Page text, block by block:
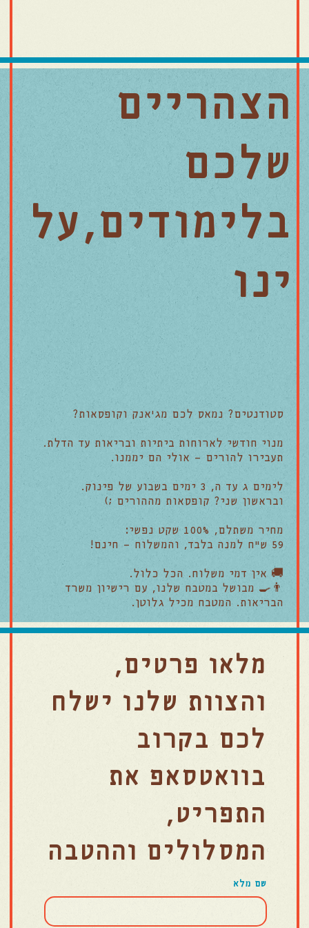
מלאו פרטים,
והצוות שלנו ישלח
לכם בקרוב
בוואטסאפ את
התפריט,
המסלולים וההטבה
שם מלא
סטודנטים? נמאס לכם מג׳אנק וקופסאות?
מנוי חודשי לארוחות ביתיות ובריאות עד הדלת.
תעבירו להורים - אולי הם יממנו.
לימים ג עד ה, 3 ימים בשבוע של פינוק.
ובראשון שני? קופסאות מההורים ;)
מחיר משתלם, 100% שקט נפשי:
59 ש״ח למנה בלבד, והמשלוח - חינם!
🚚 אין דמי משלוח. הכל כלול.
👨‍🍳 מבושל במטבח שלנו, עם רישיון משרד
הבריאות. המטבח מכיל גלוטן.
הצהריים
שלכם
בלימודים,על
ינו